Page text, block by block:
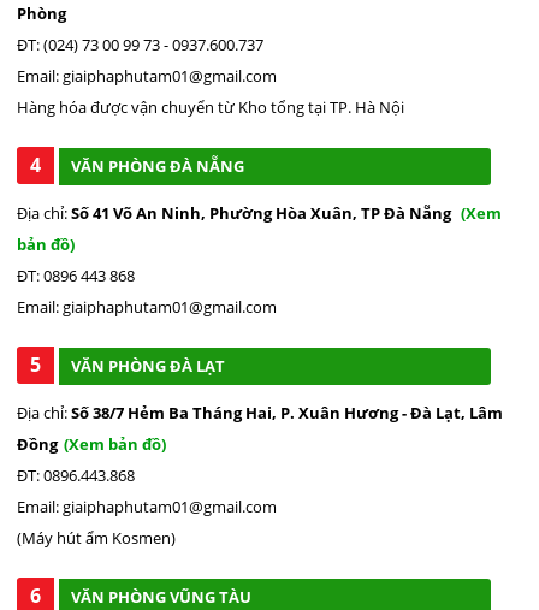
Phòng
ĐT: (024) 73 00 99 73 - 0937.600.737
Email: giaiphaphutam01@gmail.com
Hàng hóa được vận chuyển từ Kho tổng tại TP. Hà Nội
4 VĂN PHÒNG ĐÀ NẴNG
Địa chỉ:Số 41 Võ An Ninh, Phường Hòa Xuân, TP Đà Nẵng (Xem
bản đồ)
ĐT: 0896 443 868
Email: giaiphaphutam01@gmail.com
5 VĂN PHÒNG ĐÀ LẠT
Địa chỉ:Số 38/7 Hẻm Ba Tháng Hai, P. Xuân Hương - Đà Lạt, Lâm
Đồng (Xem bản đồ)
ĐT: 0896.443.868
Email: giaiphaphutam01@gmail.com
(Máy hút ẩm Kosmen)
6 VĂN PHÒNG VŨNG TÀU